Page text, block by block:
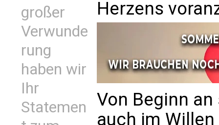
großer
Verwunde
rung
haben wir
Ihr
Statemen
Herzens
Von Beginn
auch im